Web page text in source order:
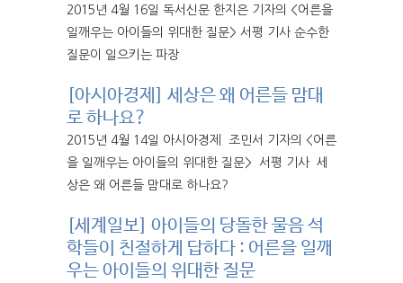
2015년 4월 16일 독서신문 한지은 기자의 <어른을
일깨우는 아이들의 위대한 질문> 서평 기사 순수한
질문이 일으키는 파장
[아시아경제] 세상은 왜 어른들 맘대
로 하나요?
2015년 4월 14일 아시아경제 조민서 기자의 <어른
을 일깨우는 아이들의 위대한 질문> 서평 기사 세
상은 왜 어른들 맘대로 하나요?
[세계일보] 아이들의 당돌한 물음 석
학들이 친절하게 답하다 : 어른을 일깨
우는 아이들의 위대한 질문